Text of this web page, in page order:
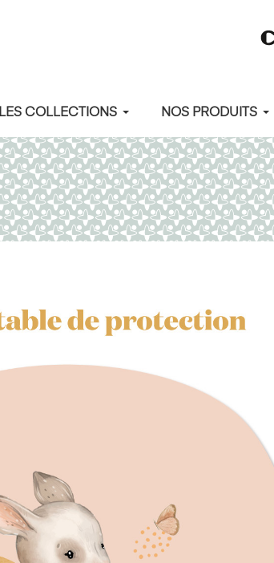
LES COLLECTIONS NOS PRODUITS